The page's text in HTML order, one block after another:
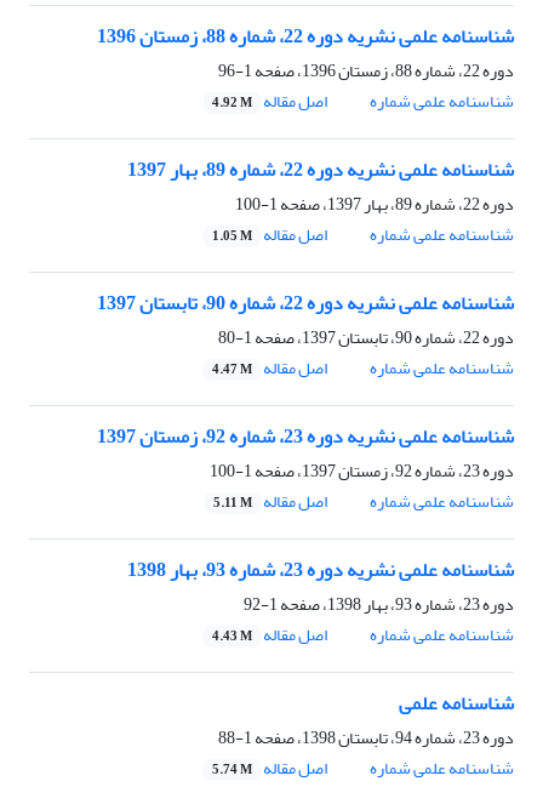
شناسنامه علمی نشریه دوره 22، شماره 88، زمستان 1396
دوره 22، شماره 88، زمستان 1396، صفحه
1-96
شناسنامه علمی شماره
اصل مقاله 4.92 M
شناسنامه علمی نشریه دوره 22، شماره 89، بهار 1397
دوره 22، شماره 89، بهار 1397، صفحه
1-100
شناسنامه علمی شماره
اصل مقاله 1.05 M
شناسنامه علمی نشریه دوره 22، شماره 90، تابستان 1397
دوره 22، شماره 90، تابستان 1397، صفحه
1-80
شناسنامه علمی شماره
اصل مقاله 4.47 M
شناسنامه علمی نشریه دوره 23، شماره 92، زمستان 1397
دوره 23، شماره 92، زمستان 1397، صفحه
1-100
شناسنامه علمی شماره
اصل مقاله 5.11 M
شناسنامه علمی نشریه دوره 23، شماره 93، بهار 1398
دوره 23، شماره 93، بهار 1398، صفحه
1-92
شناسنامه علمی شماره
اصل مقاله 4.43 M
شناسنامه علمی
دوره 23، شماره 94، تابستان 1398، صفحه
1-88
شناسنامه علمی شماره
اصل مقاله 5.74 M